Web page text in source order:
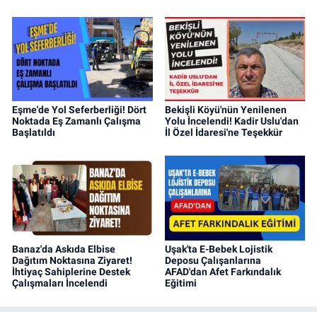
Eşme'de Yol Seferberliği! Dört
Noktada Eş Zamanlı Çalışma
Başlatıldı
Bekişli Köyü'nün Yenilenen
Yolu İncelendi! Kadir Uslu'dan
İl Özel İdaresi'ne Teşekkür
Banaz'da Askıda Elbise
Dağıtım Noktasına Ziyaret!
İhtiyaç Sahiplerine Destek
Çalışmaları İncelendi
Uşak'ta E-Bebek Lojistik
Deposu Çalışanlarına
AFAD'dan Afet Farkındalık
Eğitimi